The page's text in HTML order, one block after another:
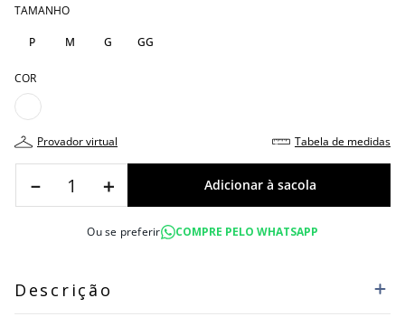
TAMANHO
P M G GG
COR
provador virtual tabela de medidas
＋
－
Ou se preferir COMPRE PELO WHATSAPP
Descrição